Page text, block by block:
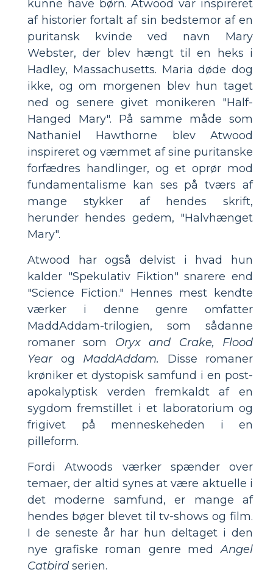
kunne have børn. Atwood var inspireret
af historier fortalt af sin bedstemor af en
puritansk kvinde ved navn Mary
Webster, der blev hængt til en heks i
Hadley, Massachusetts. Maria døde dog
ikke, og om morgenen blev hun taget
ned og senere givet monikeren "Half-
Hanged Mary". På samme måde som
Nathaniel Hawthorne blev Atwood
inspireret og væmmet af sine puritanske
forfædres handlinger, og et oprør mod
fundamentalisme kan ses på tværs af
mange stykker af hendes skrift,
herunder hendes gedem, "Halvhænget
Mary".
Atwood har også delvist i hvad hun
kalder "Spekulativ Fiktion" snarere end
"Science Fiction." Hennes mest kendte
værker i denne genre omfatter
MaddAddam-trilogien, som sådanne
romaner som Oryx and Crake, Flood
Yearog MaddAddam. Disse romaner
krøniker et dystopisk samfund i en post-
apokalyptisk verden fremkaldt af en
sygdom fremstillet i et laboratorium og
frigivet på menneskeheden i en
pilleform.
Fordi Atwoods værker spænder over
temaer, der altid synes at være aktuelle i
det moderne samfund, er mange af
hendes bøger blevet til tv-shows og film.
I de seneste år har hun deltaget i den
nye grafiske roman genre medAngel
Catbird serien.